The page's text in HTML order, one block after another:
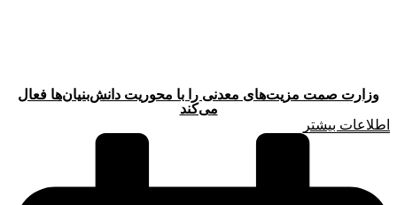
وزارت صمت مزیت‌های معدنی را با محوریت دانش‌بنیان‌ها فعال
می‌کند
اطلاعات بیشتر